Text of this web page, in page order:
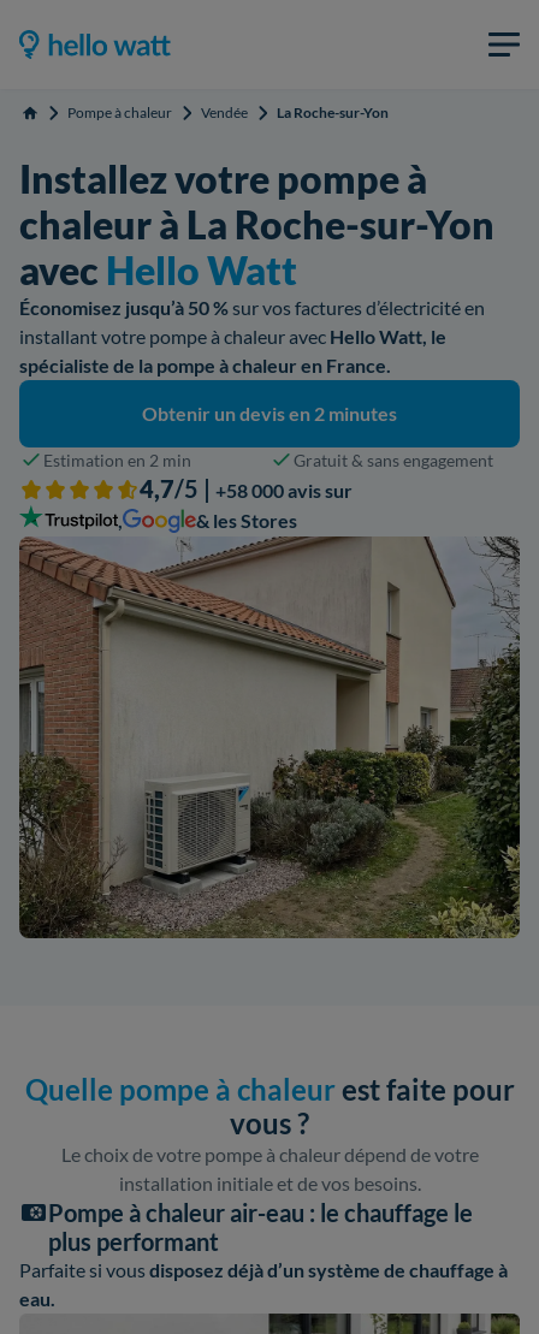
Accueil Pompe à chaleur Vendée La Roche-sur-Yon
Installez votre pompe à
chaleur à La Roche-sur-Yon
avec Hello Watt
Économisez jusqu’à 50 %sur vos factures d’électricité en
installant votre pompe à chaleur avec Hello Watt, le
spécialiste de la pompe à chaleur en France.
Obtenir un devis en 2 minutes
Estimation en 2 min Gratuit & sans engagement
4,7/5 | +58 000 avis sur
,
& les Stores
Quelle pompe à chaleurest faite pour
vous ?
Le choix de votre pompe à chaleur dépend de votre
installation initiale et de vos besoins.
Pompe à chaleur air-eau : le chauffage le
plus performant
Parfaite si vousdisposez déjà d’un système de chauffage à
eau.